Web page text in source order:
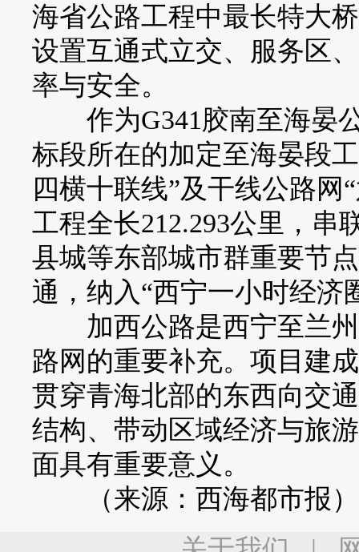
海省公路工程中最长特大
设置互通式立交、服务区
率与安全。
作为G341胶南至海晏公
标段所在的加定至海晏段
四横十联线”及干线公路网
工程全长212.293公里，串
县城等东部城市群重要节
通，纳入“西宁一小时经济
加西公路是西宁至兰州
路网的重要补充。项目建
贯穿青海北部的东西向交
结构、带动区域经济与旅
面具有重要意义。
（来源：西海都市报）